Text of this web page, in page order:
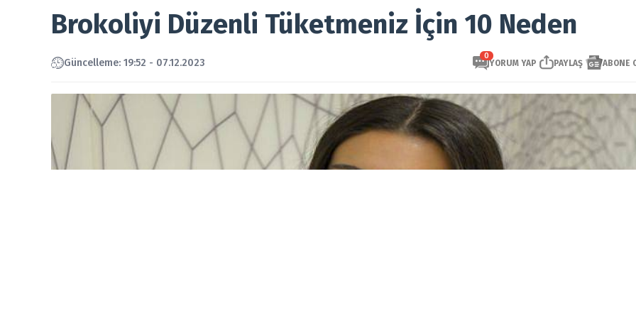
Brokoliyi Düzenli Tüketmeniz İçin 10 Neden
Güncelleme: 19:52 - 07.12.2023
0
YORUM YAP PAYLAŞ ABONE